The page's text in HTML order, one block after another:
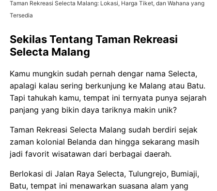
Taman Rekreasi Selecta Malang: Lokasi, Harga Tiket, dan Wahana yang
Tersedia
Sekilas Tentang Taman Rekreasi
Selecta Malang
Kamu mungkin sudah pernah dengar nama Selecta,
apalagi kalau sering berkunjung ke Malang atau Batu.
Tapi tahukah kamu, tempat ini ternyata punya sejarah
panjang yang bikin daya tariknya makin unik?
Taman Rekreasi Selecta Malang sudah berdiri sejak
zaman kolonial Belanda dan hingga sekarang masih
jadi favorit wisatawan dari berbagai daerah.
Berlokasi di Jalan Raya Selecta, Tulungrejo, Bumiaji,
Batu, tempat ini menawarkan suasana alam yang